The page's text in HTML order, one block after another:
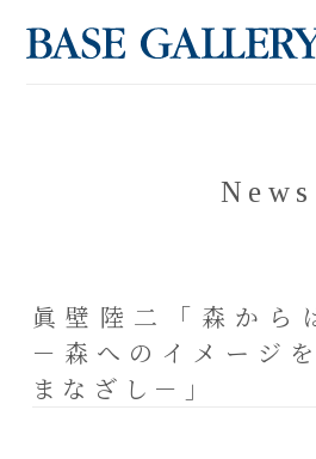
News
眞壁陸二「森から
－森へのイメージ
まなざし－」